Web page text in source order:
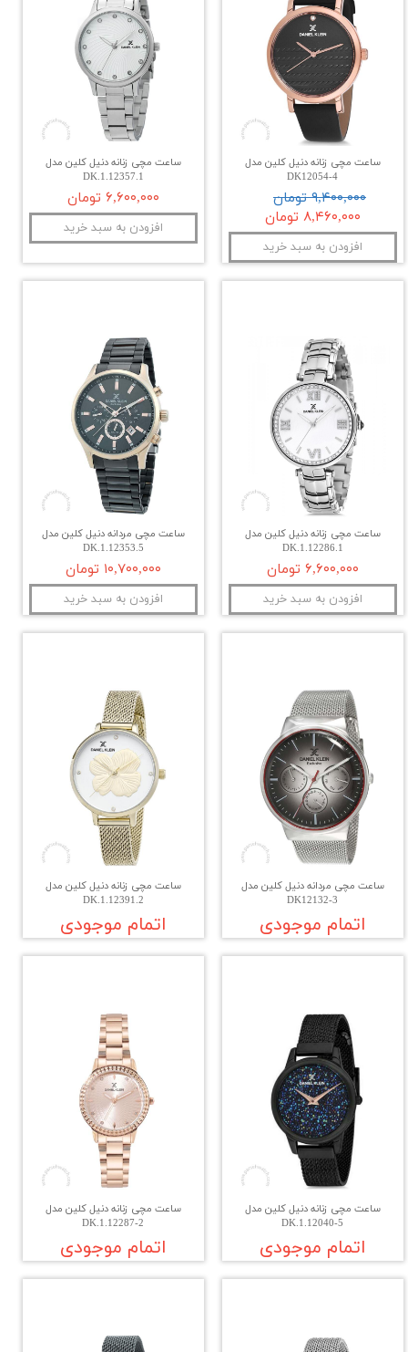
ساعت مچی زنانه دنیل کلین مدل
DK12054-4
۹,۴۰۰,۰۰۰ تومان
۸,۴۶۰,۰۰۰ تومان
افزودن به سبد خرید
ساعت مچی زنانه دنیل کلین مدل
DK.1.12357.1
۶,۶۰۰,۰۰۰ تومان
افزودن به سبد خرید
ساعت مچی زنانه دنیل کلین مدل
DK.1.12286.1
۶,۶۰۰,۰۰۰ تومان
افزودن به سبد خرید
ساعت مچی مردانه دنیل کلین مدل
DK.1.12353.5
۱۰,۷۰۰,۰۰۰ تومان
افزودن به سبد خرید
ساعت مچی مردانه دنیل کلین مدل
DK12132-3
اتمام موجودی
ساعت مچی زنانه دنیل کلین مدل
DK.1.12391.2
اتمام موجودی
ساعت مچی زنانه دنیل کلین مدل
DK.1.12040-5
اتمام موجودی
ساعت مچی زنانه دنیل کلین مدل
DK.1.12287-2
اتمام موجودی